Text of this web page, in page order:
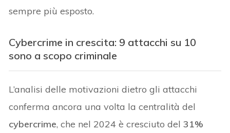
sempre più esposto.
Cybercrime in crescita: 9 attacchi su 10
sono a scopo criminale
L’analisi delle motivazioni dietro gli attacchi
conferma ancora una volta la centralità del
cybercrime, che nel 2024 è cresciuto del31%